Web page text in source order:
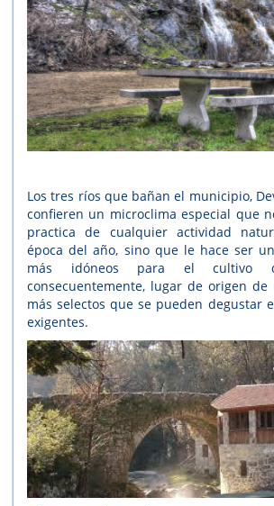
Los tres ríos que bañan el municipio,
confieren un microclima especial que
practica de cualquier actividad
época del año, sino que le hace ser
más idóneos para el
consecuentemente, lugar de origen
más selectos que se pueden degustar
exigentes.